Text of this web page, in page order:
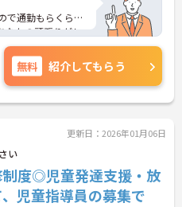
で通勤もらくらく
なたの頑張りがし
をお伝えします
。
無料 紹介してもらう
更新日：2026年01月06日
い
制度◎児童発達支援・放
児童指導員の募集で